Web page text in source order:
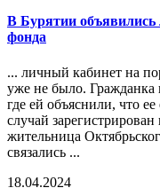
В Бурятии объявились
фонда
... личный кабинет на
уже не было.
где ей объяснили, что ее
случай
жительница
связались ...
18.04.2024